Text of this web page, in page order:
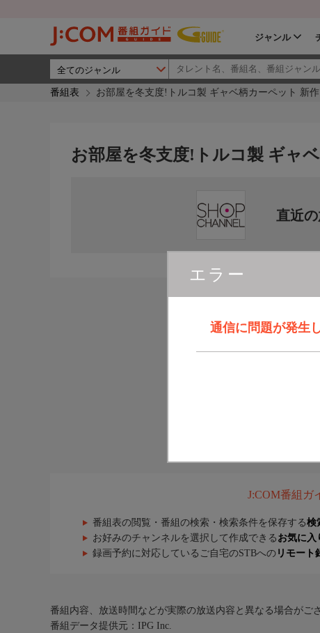
ジャンル
番組表 お部屋を冬支度!トルコ製 ギャベ柄カーペット 新作
エラー
通信に問題が発生
お部屋を冬支度!トルコ製 ギャ
直近
J:COM番組ガ
番組表の閲覧・番組の検索・検索条件を保存する検
お好みのチャンネルを選択して作成できる お気に入
録画予約に対応しているご自宅のSTBへの リモート
番組内容、放送時間などが実際の放送内容と異なる場合がご
番組データ提供元：IPG Inc.